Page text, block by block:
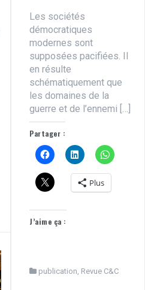
Les sociétés
démocratiques
modernes sont
supposées pacifiées. Il
en résulte
schématiquement que
les domaines de la
guerre et de l’ennemi […]
Partager :
Plus
J’aime ça :
publication Revue C&C